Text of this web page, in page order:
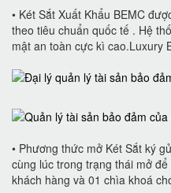
• Két Sắt Xuất Khẩu BEMC
theo tiêu chuẩn quốc tế . Hệ
mật an toàn cực kì cao.Luxury
• Phương thức mở Két Sắt ký
cùng lúc trong trạng thái mở
khách hàng và 01 chìa khoá